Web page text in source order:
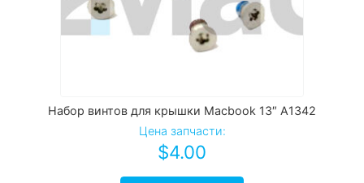
Набор винтов для крышки Macbook 13″ A1342
Цена запчасти:
$4.00